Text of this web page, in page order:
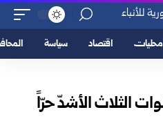
محليات اقتصاد سياسة
الثلاث الأشدّ حرّاً